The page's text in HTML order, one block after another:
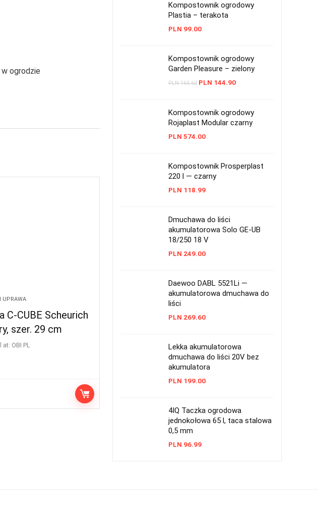
ogrodzie
UPRAWA
C-CUBE Scheurich
szer. 29 cm
at: OBI PL
Kompostownik ogrodowy
Plastia – terakota
PLN 99.00
Kompostownik ogrodowy
Garden Pleasure – zielony
PLN165.60 PLN 144.90
Kompostownik ogrodowy
Rojaplast Modular czarny
PLN 574.00
Kompostownik Prosperplast
220 l — czarny
PLN 118.99
Dmuchawa do liści
akumulatorowa Solo GE-UB
18/250 18 V
PLN 249.00
Daewoo DABL 5521Li —
akumulatorowa dmuchawa do
liści
PLN 269.60
Lekka akumulatorowa
dmuchawa do liści 20V bez
akumulatora
PLN 199.00
4IQ Taczka ogrodowa
jednokołowa 65 l, taca stalowa
0,5 mm
PLN 96.99